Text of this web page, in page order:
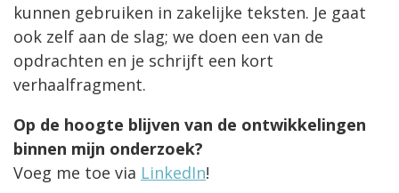
kunnen gebruiken in zakelijke teksten. Je gaat
ook zelf aan de slag; we doen een van de
opdrachten en je schrijft een kort
verhaalfragment.
Op de hoogte blijven van de ontwikkelingen
binnen mijn onderzoek?
Voeg me toe via LinkedIn!